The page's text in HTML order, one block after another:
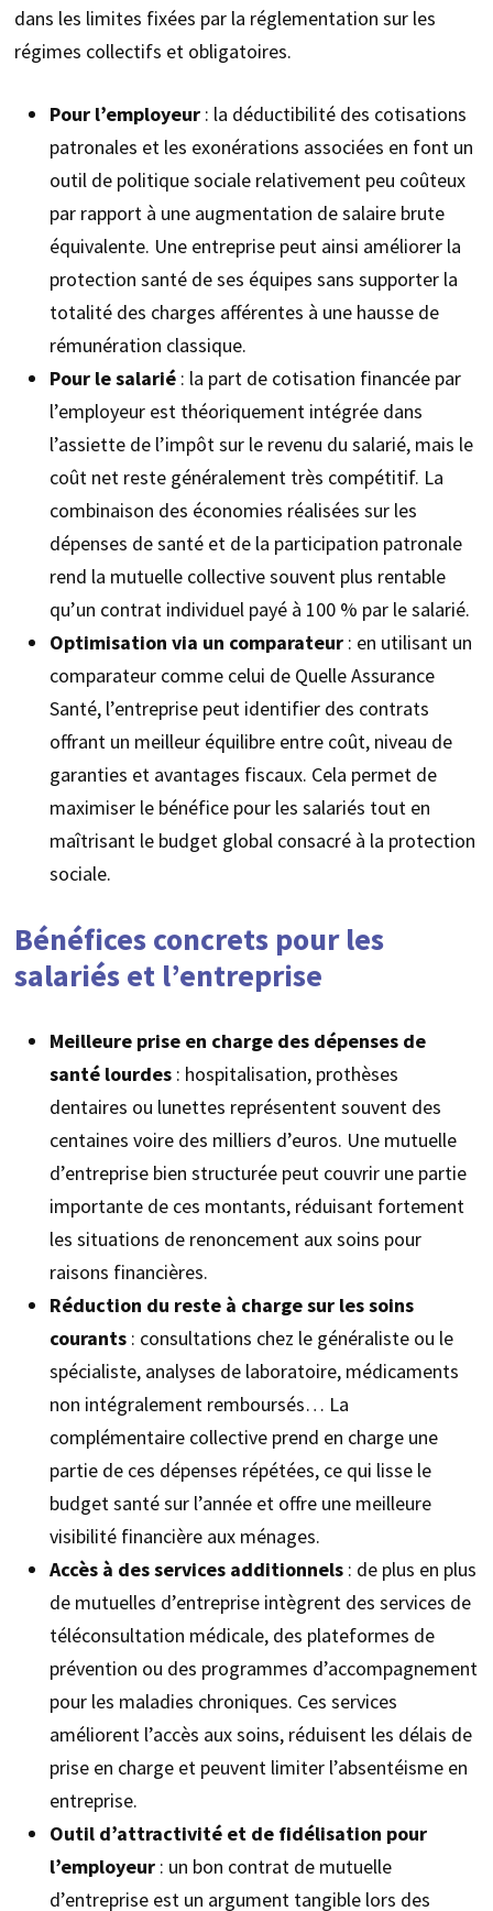
dans les limites fixées par la réglementation sur les
régimes collectifs et obligatoires.
Pour l’employeur: la déductibilité des cotisations
patronales et les exonérations associées en font un
outil de politique sociale relativement peu coûteux
par rapport à une augmentation de salaire brute
équivalente. Une entreprise peut ainsi améliorer la
protection santé de ses équipes sans supporter la
totalité des charges afférentes à une hausse de
rémunération classique.
Pour le salarié: la part de cotisation financée par
l’employeur est théoriquement intégrée dans
l’assiette de l’impôt sur le revenu du salarié, mais le
coût net reste généralement très compétitif. La
combinaison des économies réalisées sur les
dépenses de santé et de la participation patronale
rend la mutuelle collective souvent plus rentable
qu’un contrat individuel payé à 100 % par le salarié.
Optimisation via un comparateur: en utilisant un
comparateur comme celui de Quelle Assurance
Santé, l’entreprise peut identifier des contrats
offrant un meilleur équilibre entre coût, niveau de
garanties et avantages fiscaux. Cela permet de
maximiser le bénéfice pour les salariés tout en
maîtrisant le budget global consacré à la protection
sociale.
Bénéfices concrets pour les
salariés et l’entreprise
Meilleure prise en charge des dépenses de
santé lourdes: hospitalisation, prothèses
dentaires ou lunettes représentent souvent des
centaines voire des milliers d’euros. Une mutuelle
d’entreprise bien structurée peut couvrir une partie
importante de ces montants, réduisant fortement
les situations de renoncement aux soins pour
raisons financières.
Réduction du reste à charge sur les soins
courants: consultations chez le généraliste ou le
spécialiste, analyses de laboratoire, médicaments
non intégralement remboursés… La
complémentaire collective prend en charge une
partie de ces dépenses répétées, ce qui lisse le
budget santé sur l’année et offre une meilleure
visibilité financière aux ménages.
Accès à des services additionnels: de plus en plus
de mutuelles d’entreprise intègrent des services de
téléconsultation médicale, des plateformes de
prévention ou des programmes d’accompagnement
pour les maladies chroniques. Ces services
améliorent l’accès aux soins, réduisent les délais de
prise en charge et peuvent limiter l’absentéisme en
entreprise.
Outil d’attractivité et de fidélisation pour
l’employeur: un bon contrat de mutuelle
d’entreprise est un argument tangible lors des